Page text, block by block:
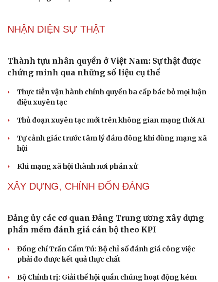
NHẬN DIỆN SỰ THẬT
Thành tựu nhân quyền ở Việt Nam: Sự thật được
chứng minh qua những số liệu cụ thể
Thực tiễn vận hành chính quyền ba cấp bác bỏ mọi luận
điệu xuyên tạc
Thủ đoạn xuyên tạc mới trên không gian mạng thời AI
Tự cảnh giác trước tâm lý đám đông khi dùng mạng xã
hội
Khi mạng xã hội thành nơi phán xử
XÂY DỰNG, CHỈNH ĐỐN ĐẢNG
Đảng ủy các cơ quan Đảng Trung ương xây dựng
phần mềm đánh giá cán bộ theo KPI
Đồng chí Trần Cẩm Tú: Bộ chỉ số đánh giá công việc
phải đo được kết quả thực chất
Bộ Chính trị: Giải thể hội quần chúng hoạt động kém